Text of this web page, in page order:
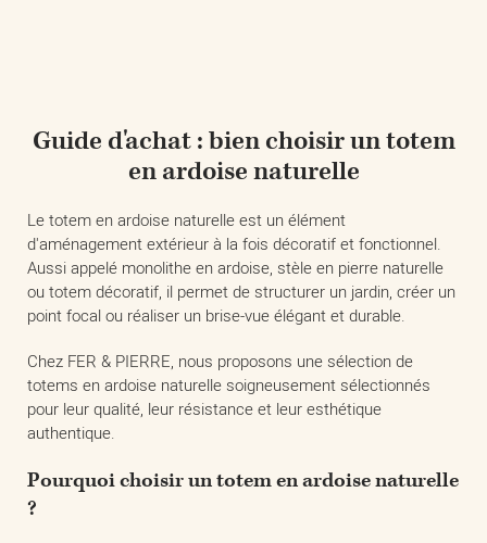
Guide d'achat : bien choisir un totem
en ardoise naturelle
Le totem en ardoise naturelle est un élément
d'aménagement extérieur à la fois décoratif et fonctionnel.
Aussi appelé monolithe en ardoise, stèle en pierre naturelle
ou totem décoratif, il permet de structurer un jardin, créer un
point focal ou réaliser un brise-vue élégant et durable.
Chez FER & PIERRE, nous proposons une sélection de
totems en ardoise naturelle soigneusement sélectionnés
pour leur qualité, leur résistance et leur esthétique
authentique.
Pourquoi choisir un totem en ardoise naturelle
?